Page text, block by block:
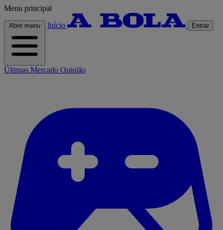
Menu principal
Abrir menu Início Entrar
Últimas Mercado Opinião